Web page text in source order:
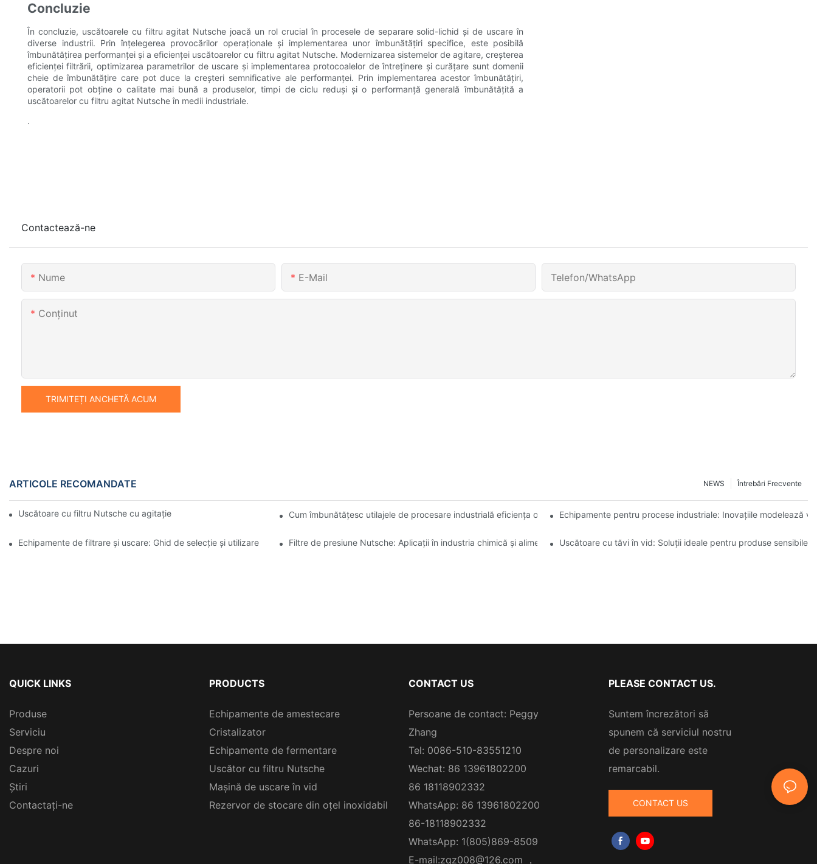
Concluzie
În concluzie, uscătoarele cu filtru agitat Nutsche joacă un rol crucial în procesele de separare solid-lichid și de uscare în
diverse industrii. Prin înțelegerea provocărilor operaționale și implementarea unor îmbunătățiri specifice, este posibilă
îmbunătățirea performanței și a eficienței uscătoarelor cu filtru agitat Nutsche. Modernizarea sistemelor de agitare, creșterea
eficienței filtrării, optimizarea parametrilor de uscare și implementarea protocoalelor de întreținere și curățare sunt domenii
cheie de îmbunătățire care pot duce la creșteri semnificative ale performanței. Prin implementarea acestor îmbunătățiri,
operatorii pot obține o calitate mai bună a produselor, timpi de ciclu reduși și o performanță generală îmbunătățită a
uscătoarelor cu filtru agitat Nutsche în medii industriale.
.
Contactează-ne
Nume E-Mail Telefon/WhatsApp
Conţinut
TRIMITEȚI ANCHETĂ ACUM
ARTICOLE RECOMANDATE Întrebări Frecvente
NEWS
Uscătoare cu filtru Nutsche cu agitație vs. alte metode de uscare: o comparațieCum îmbunătățesc utilajele de procesare industrială eficiența operaționalăEchipamente pentru procese industriale: Inovațiile modelează
Echipamente de filtrare și uscare: Ghid de selecție și utilizare Filtre de presiune Nutsche: Aplicații în industria chimică și alimentarăUscătoare cu tăvi în vid: Soluții ideale pentru produse sensibile
QUICK LINKS
Produse
Serviciu
Despre noi
Cazuri
Ştiri
Contactați-ne
PRODUCTS
Echipamente de amestecare
Cristalizator
Echipamente de fermentare
Uscător cu filtru Nutsche
Mașină de uscare în vid
Rezervor de stocare din oțel inoxidabil
CONTACT US
Persoane de contact: Peggy
Zhang
Tel: 0086-510-83551210
Wechat: 86 13961802200
86 18118902332
WhatsApp: 86 13961802200
86-18118902332
WhatsApp: 1(805)869-8509
E-mail:zqz008@126.com ，
PLEASE CONTACT US.
Suntem încrezători să
spunem că serviciul nostru
de personalizare este
remarcabil.
CONTACT US